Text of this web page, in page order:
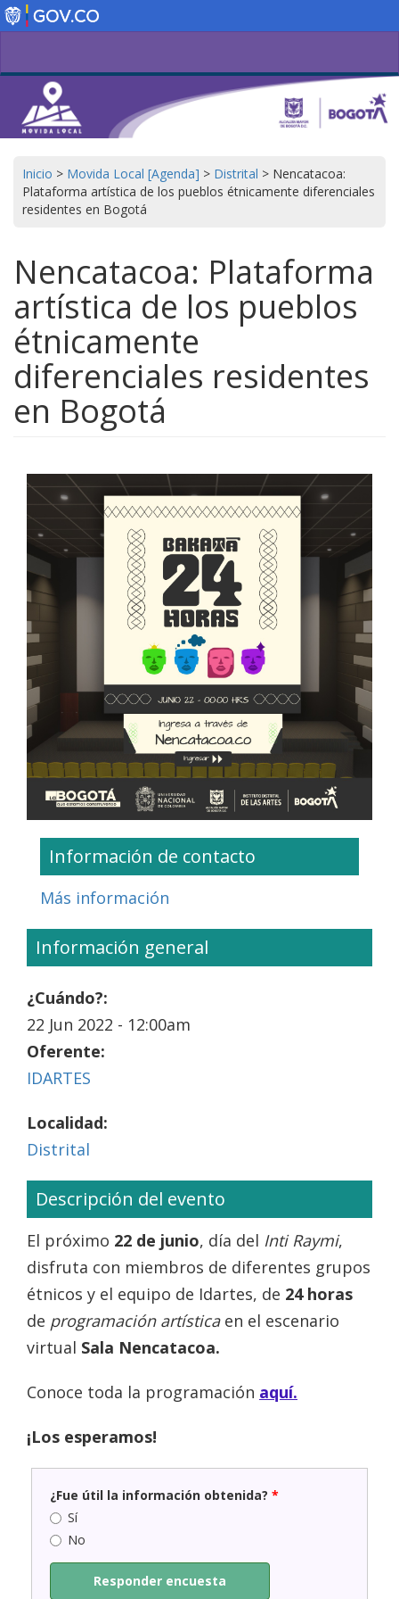
Pasar
al
Inicio > Movida Local [Agenda] > Distrital > Nencatacoa:
Plataforma artística de los pueblos étnicamente diferenciales
residentes en Bogotá
Nencatacoa: Plataforma
artística de los pueblos
étnicamente
diferenciales residentes
en Bogotá
Información de contacto
Más información
Información general
¿Cuándo?:
22 Jun 2022 - 12:00am
Oferente:
IDARTES
Localidad:
Distrital
Descripción del evento
El próximo 22 de junio, día del Inti Raymi,
disfruta con miembros de diferentes grupos
étnicos y el equipo de Idartes, de 24 horas
de programación artísticaen el escenario
virtual Sala Nencatacoa.
Conoce toda la programación aquí.
¡Los esperamos!
¿Fue útil la información obtenida? *
Sí
No
Responder encuesta